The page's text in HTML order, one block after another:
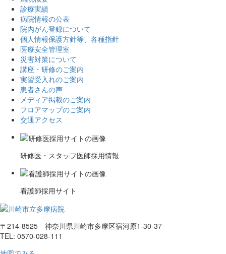
診療実績
病院情報の公表
院内がん登録について
個人情報保護方針等、各種指針
医療安全管理室
災害対策について
講座・研修のご案内
実習受入れのご案内
患者さんの声
メディア掲載のご案内
フロアマップのご案内
交通アクセス
研修医・スタッフ医師採用情報
看護師採用サイト
〒214-8525 神奈川県川崎市多摩区宿河原1-30-37
TEL: 0570-028-111